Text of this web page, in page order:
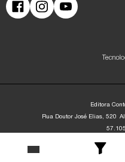
Editora
Rua Doutor José Elias, 520
Lapa - São Paulo/SP - 05083-030